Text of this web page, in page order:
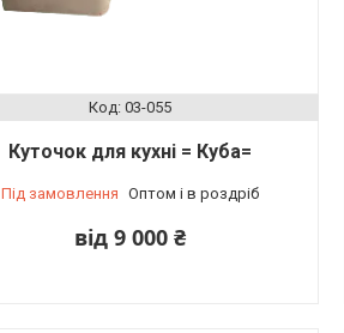
03-055
Куточок для кухні = Куба=
Під замовлення Оптом і в роздріб
від 9 000 ₴